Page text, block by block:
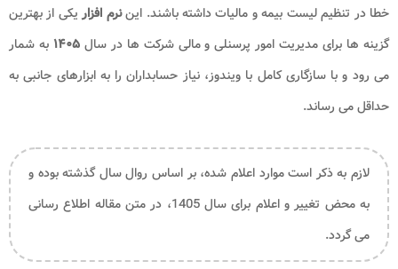
خطا در تنظیم لیست بیمه و مالیات داشته باشند. ایننرم افزاریکی از بهترین
گزینه ها برای مدیریت امور پرسنلی و مالی شرکت ها در سال۱۴۰۵ به شمار
می رود و با سازگاری کامل با ویندوز، نیاز حسابداران را به ابزارهای جانبی به
حداقل می رساند.
لازم به ذکر است موارد اعلام شده، بر اساس روال سال گذشته بوده و
به محض تغییر و اعلام برای سال 1405، در متن مقاله اطلاع رسانی
می گردد.